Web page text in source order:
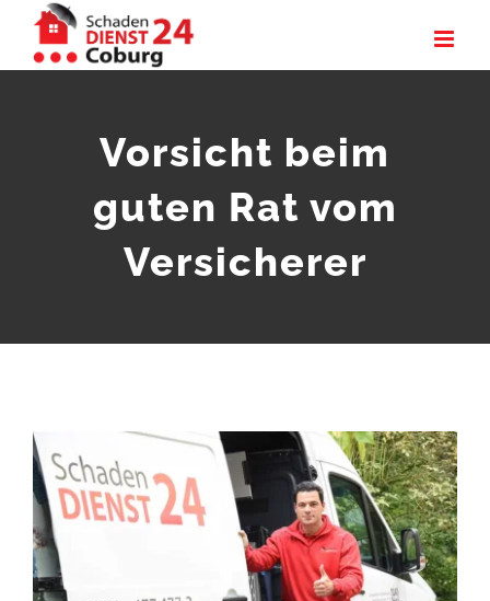
Inhalt
Vorsicht beim
guten Rat vom
Versicherer